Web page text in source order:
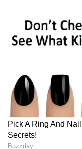
ಕೇಂದ್ರ ಸರ್ಕಾರ
ಬೆಂಗಳೂರಿನಿಂದ
ಟೀಕಿಸುತ್ತಿದ್ದಾರೆ.
ದೇಶದಲ್ಲಿ ಬಿಜೆಪಿ
ದಿನೇಶ್
ಎರಡು ಬಾರಿ
ಏನು? ಸಿಎಂ ವಾಗ್ದಾಳಿ